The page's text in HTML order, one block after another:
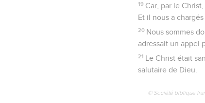
19 Car, par le
Et il nous a
20 Nous sommes
adressait un appel
21 Le Christ était
salutaire de Dieu.
© Société biblique